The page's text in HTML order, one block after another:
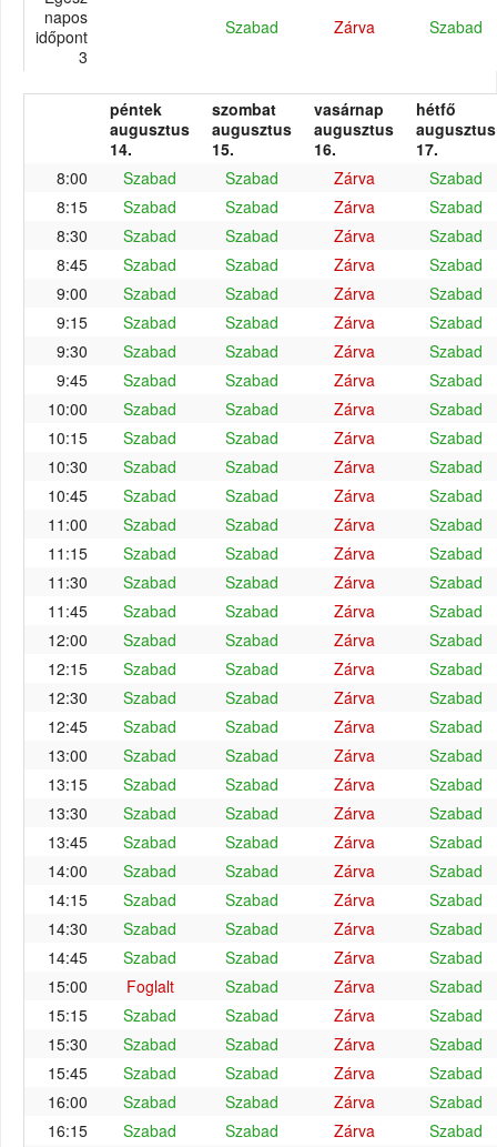
napos
időpont
3
Szabad Zárva Szabad
péntek
augusztus
14.
szombat
augusztus
15.
vasárnap
augusztus
16.
hétfő
augusztus
17.
8:00
Szabad Szabad Zárva
Szabad
8:15
Szabad Szabad Zárva
Szabad
8:30
Szabad Szabad Zárva
Szabad
8:45
Szabad Szabad Zárva
Szabad
9:00
Szabad Szabad Zárva
Szabad
9:15
Szabad Szabad Zárva
Szabad
9:30
Szabad Szabad Zárva
Szabad
9:45
Szabad Szabad Zárva
Szabad
10:00
Szabad Szabad Zárva
Szabad
10:15
Szabad Szabad Zárva
Szabad
10:30
Szabad Szabad Zárva
Szabad
10:45
Szabad Szabad Zárva
Szabad
11:00
Szabad Szabad Zárva
Szabad
11:15
Szabad Szabad Zárva
Szabad
11:30
Szabad Szabad Zárva
Szabad
11:45
Szabad Szabad Zárva
Szabad
12:00
Szabad Szabad Zárva
Szabad
12:15
Szabad Szabad Zárva
Szabad
12:30
Szabad Szabad Zárva
Szabad
12:45
Szabad Szabad Zárva
Szabad
13:00
Szabad Szabad Zárva
Szabad
13:15
Szabad Szabad Zárva
Szabad
13:30
Szabad Szabad Zárva
Szabad
13:45
Szabad Szabad Zárva
Szabad
14:00
Szabad Szabad Zárva
Szabad
14:15
Szabad Szabad Zárva
Szabad
14:30
Szabad Szabad Zárva
Szabad
14:45
Szabad Szabad Zárva
Szabad
15:00
Foglalt Szabad Zárva
Szabad
15:15
Szabad Szabad Zárva
Szabad
15:30
Szabad Szabad Zárva
Szabad
15:45
Szabad Szabad Zárva
Szabad
16:00
Szabad Szabad Zárva
Szabad
16:15
Szabad Szabad Zárva Szabad